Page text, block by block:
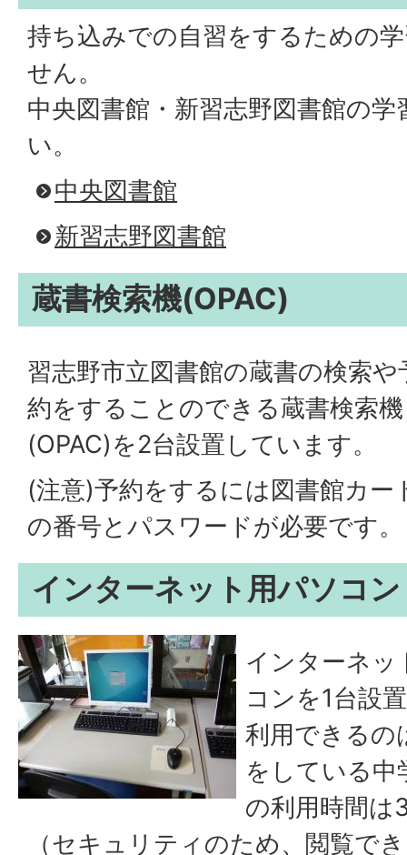
持ち込みでの自習をするための
せん。
中央図書館・新習志野図書館の
い。
中央図書館
新習志野図書館
蔵書検索機(OPAC)
習志野市立図書館の蔵書の検索や
約をすることのできる蔵書検索機
(OPAC)を2台設置しています。
(注意)予約をするには図書館カー
の番号とパスワードが必要です。
インターネット用パソコン
インターネッ
コンを1台設
利用できるの
をしている中
の利用時間は
（セキュリティのため、閲覧で